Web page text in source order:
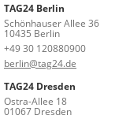
TAG24 Berlin
Schönhauser Allee 36
10435 Berlin
+49 30 120880900
berlin@tag24.de
TAG24 Dresden
Ostra-Allee 18
01067 Dresden